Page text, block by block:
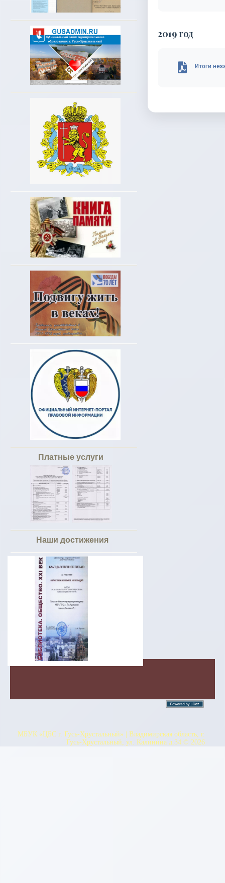
Платные услуги
Наши достижения
2019 год
Итоги
МБУК «ЦБС г. Гусь-Хрустальный» | Владимирская область, г.
Гусь-Хрустальный, ул. Калинина д.34 © 2026